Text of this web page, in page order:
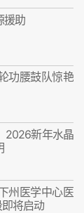
援助
功腰鼓队惊艳
2026新年水晶
州医学中心医
将启动